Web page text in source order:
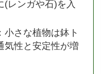
(レンガや石)を入
小さな植物は鉢ト
気性と安定性が増